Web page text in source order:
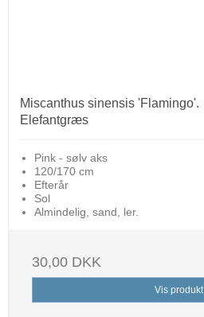
Miscanthus sinensis 'Flamingo'.
Elefantgræs
Pink - sølv aks
120/170 cm
Efterår
Sol
Almindelig, sand, ler.
30,00 DKK
Vis produkt